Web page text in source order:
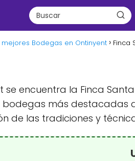
mejores Bodegas en Ontinyent Finca
encuentra la Finca
más destacadas
de las tradiciones y